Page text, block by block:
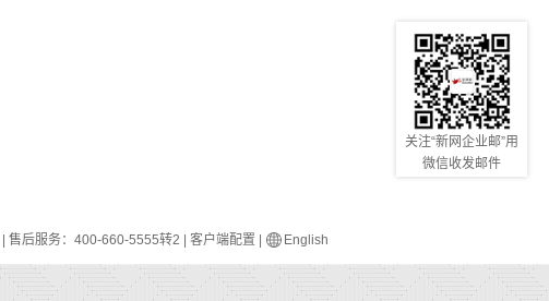
售后服务：400-660-5555转2 客户端配置 English
关注“新网企业邮”用
微信收发邮件